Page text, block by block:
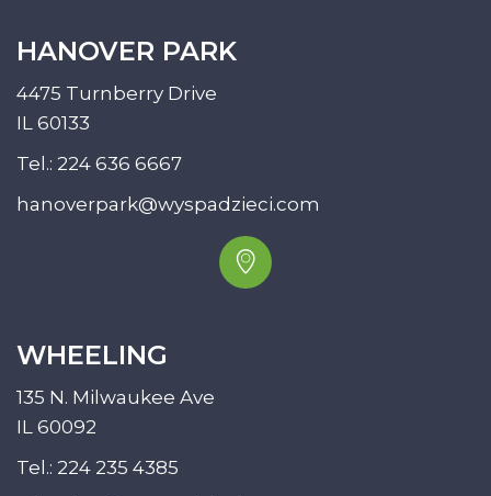
HANOVER PARK
4475 Turnberry Drive
IL 60133
Tel.: 224 636 6667
hanoverpark@wyspadzieci.com
WHEELING
135 N. Milwaukee Ave
IL 60092
Tel.: 224 235 4385